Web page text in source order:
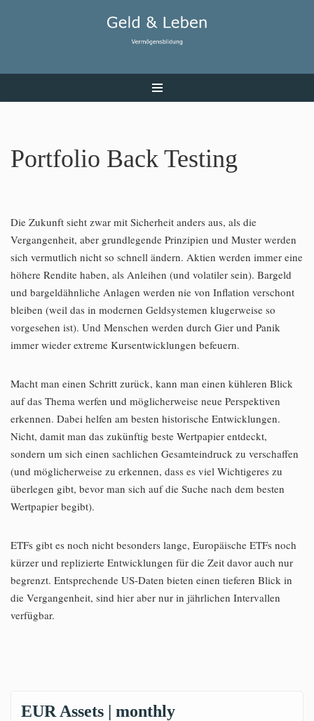
Portfolio Back Testing
Die Zukunft sieht zwar mit Sicherheit anders aus, als die
Vergangenheit, aber grundlegende Prinzipien und Muster werden
sich vermutlich nicht so schnell ändern. Aktien werden immer eine
höhere Rendite haben, als Anleihen (und volatiler sein). Bargeld
und bargeldähnliche Anlagen werden nie von Inflation verschont
bleiben (weil das in modernen Geldsystemen klugerweise so
vorgesehen ist). Und Menschen werden durch Gier und Panik
immer wieder extreme Kursentwicklungen befeuern.
Macht man einen Schritt zurück, kann man einen kühleren Blick
auf das Thema werfen und möglicherweise neue Perspektiven
erkennen. Dabei helfen am besten historische Entwicklungen.
Nicht, damit man das zukünftig beste Wertpapier entdeckt,
sondern um sich einen sachlichen Gesamteindruck zu verschaffen
(und möglicherweise zu erkennen, dass es viel Wichtigeres zu
überlegen gibt, bevor man sich auf die Suche nach dem besten
Wertpapier begibt).
ETFs gibt es noch nicht besonders lange, Europäische ETFs noch
kürzer und replizierte Entwicklungen für die Zeit davor auch nur
begrenzt. Entsprechende US-Daten bieten einen tieferen Blick in
die Vergangenheit, sind hier aber nur in jährlichen Intervallen
verfügbar.
EUR Assets | monthly